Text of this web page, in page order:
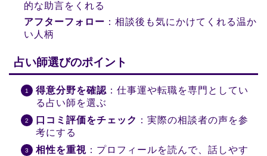
的な助言をくれる
アフターフォロー ：相談後も気にかけてくれる温か
い人柄
占い師選びのポイント
得意分野を確認 ：仕事運や転職を専門としてい
る占い師を選ぶ
口コミ評価をチェック ：実際の相談者の声を参
考にする
相性を重視 ：プロフィールを読んで、話しやす